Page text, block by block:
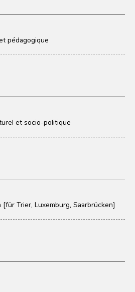
pédagogique
et socio-politique
Trier, Luxemburg, Saarbrücken]